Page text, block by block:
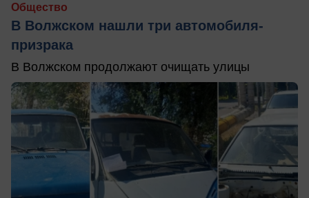
Общество
В Волжском нашли три автомобиля-
призрака
В Волжском продолжают очищать улицы